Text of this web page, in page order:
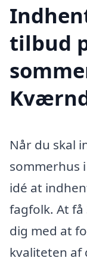
tilbud
Når du skal
sommerhus
idé at
fagfolk. At
dig med at
kvaliteten af